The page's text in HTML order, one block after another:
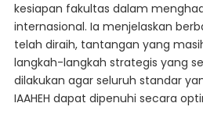
kesiapan fakultas dalam
internasional. Ia menjelaskan
telah diraih, tantangan yang
langkah-langkah strategis yang
dilakukan agar seluruh standar
IAAHEH dapat dipenuhi secara